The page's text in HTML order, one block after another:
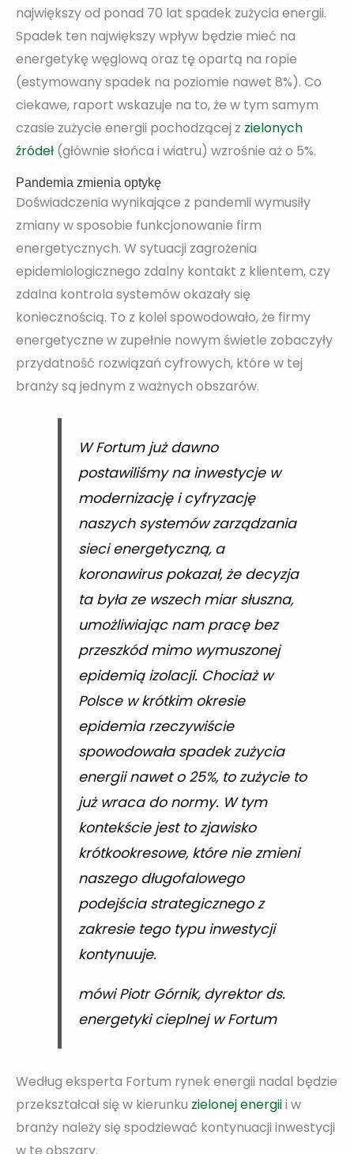
największy od ponad 70 lat spadek zużycia energii.
Spadek ten największy wpływ będzie mieć na
energetykę węglową oraz tę opartą na ropie
(estymowany spadek na poziomie nawet 8%). Co
ciekawe, raport wskazuje na to, że w tym samym
czasie zużycie energii pochodzącej z zielonych
źródeł (głównie słońca i wiatru) wzrośnie aż o 5%.
Pandemia zmienia optykę
Doświadczenia wynikające z pandemii wymusiły
zmiany w sposobie funkcjonowanie firm
energetycznych. W sytuacji zagrożenia
epidemiologicznego zdalny kontakt z klientem, czy
zdalna kontrola systemów okazały się
koniecznością. To z kolei spowodowało, że firmy
energetyczne w zupełnie nowym świetle zobaczyły
przydatność rozwiązań cyfrowych, które w tej
branży są jednym z ważnych obszarów.
W Fortum już dawno
postawiliśmy na inwestycje w
modernizację i cyfryzację
naszych systemów zarządzania
sieci energetyczną, a
koronawirus pokazał, że decyzja
ta była ze wszech miar słuszna,
umożliwiając nam pracę bez
przeszkód mimo wymuszonej
epidemią izolacji. Chociaż w
Polsce w krótkim okresie
epidemia rzeczywiście
spowodowała spadek zużycia
energii nawet o 25%, to zużycie to
już wraca do normy. W tym
kontekście jest to zjawisko
krótkookresowe, które nie zmieni
naszego długofalowego
podejścia strategicznego z
zakresie tego typu inwestycji
kontynuuje.
mówi Piotr Górnik, dyrektor ds.
energetyki cieplnej w Fortum
Według eksperta Fortum rynek energii nadal będzie
przekształcał się w kierunku zielonej energiii w
branży należy się spodziewać kontynuacji inwestycji
w te obszary.